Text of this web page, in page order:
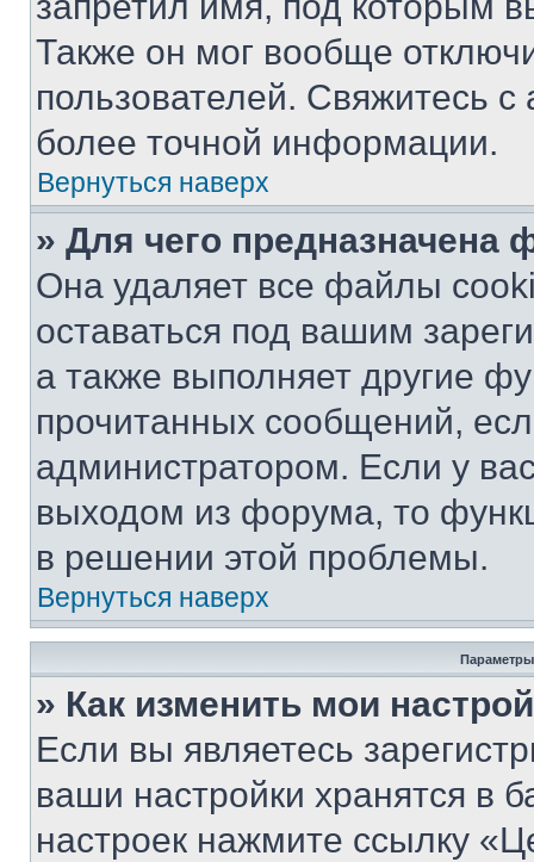
Также он мог вообще
пользователей. Свяжитесь
более точной информации.
Вернуться наверх
» Для чего предназначена
Она удаляет все файлы
оставаться под вашим
а также выполняет другие
прочитанных сообщений,
администратором. Если у
выходом из форума, то
в решении этой проблемы.
Вернуться наверх
Параметры
» Как изменить мои
Если вы являетесь
ваши настройки хранятся в
настроек нажмите ссылку